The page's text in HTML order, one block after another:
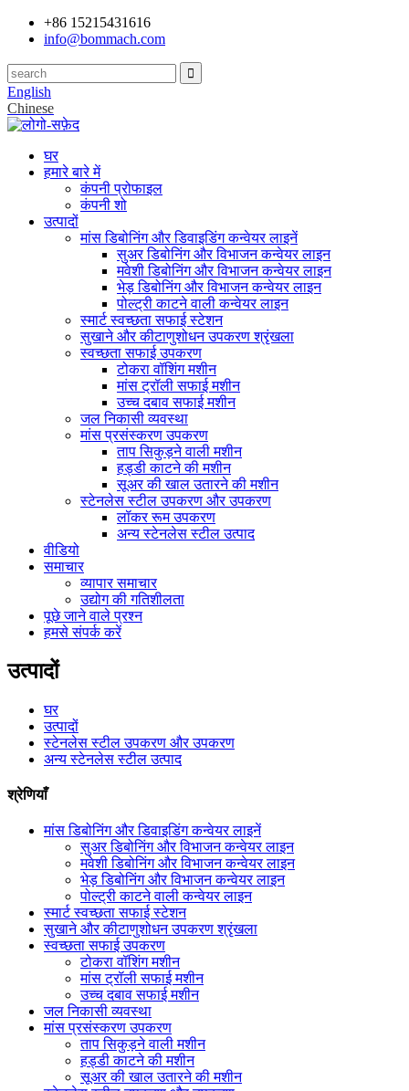
+86 15215431616
info@bommach.com
English
Chinese
घर
हमारे बारे में
कंपनी प्रोफाइल
कंपनी शो
उत्पादों
मांस डिबोनिंग और डिवाइडिंग कन्वेयर लाइनें
सुअर डिबोनिंग और विभाजन कन्वेयर लाइन
मवेशी डिबोनिंग और विभाजन कन्वेयर लाइन
भेड़ डिबोनिंग और विभाजन कन्वेयर लाइन
पोल्ट्री काटने वाली कन्वेयर लाइन
स्मार्ट स्वच्छता सफाई स्टेशन
सुखाने और कीटाणुशोधन उपकरण श्रृंखला
स्वच्छता सफाई उपकरण
टोकरा वॉशिंग मशीन
मांस ट्रॉली सफाई मशीन
उच्च दबाव सफाई मशीन
जल निकासी व्यवस्था
मांस प्रसंस्करण उपकरण
ताप सिकुड़ने वाली मशीन
हड्डी काटने की मशीन
सूअर की खाल उतारने की मशीन
स्टेनलेस स्टील उपकरण और उपकरण
लॉकर रूम उपकरण
अन्य स्टेनलेस स्टील उत्पाद
वीडियो
समाचार
व्यापार समाचार
उद्योग की गतिशीलता
पूछे जाने वाले प्रश्न
हमसे संपर्क करें
उत्पादों
घर
उत्पादों
स्टेनलेस स्टील उपकरण और उपकरण
अन्य स्टेनलेस स्टील उत्पाद
श्रेणियाँ
मांस डिबोनिंग और डिवाइडिंग कन्वेयर लाइनें
सुअर डिबोनिंग और विभाजन कन्वेयर लाइन
मवेशी डिबोनिंग और विभाजन कन्वेयर लाइन
भेड़ डिबोनिंग और विभाजन कन्वेयर लाइन
पोल्ट्री काटने वाली कन्वेयर लाइन
स्मार्ट स्वच्छता सफाई स्टेशन
सुखाने और कीटाणुशोधन उपकरण श्रृंखला
स्वच्छता सफाई उपकरण
टोकरा वॉशिंग मशीन
मांस ट्रॉली सफाई मशीन
उच्च दबाव सफाई मशीन
जल निकासी व्यवस्था
मांस प्रसंस्करण उपकरण
ताप सिकुड़ने वाली मशीन
हड्डी काटने की मशीन
सूअर की खाल उतारने की मशीन